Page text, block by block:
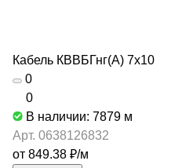
Кабель КВВБГнг(А) 7х10
0
0
В наличии: 7879 м
Арт. 0638126832
от 849.38 ₽/м